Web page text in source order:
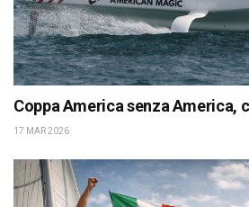
Coppa America senza America,
17 MAR 2026